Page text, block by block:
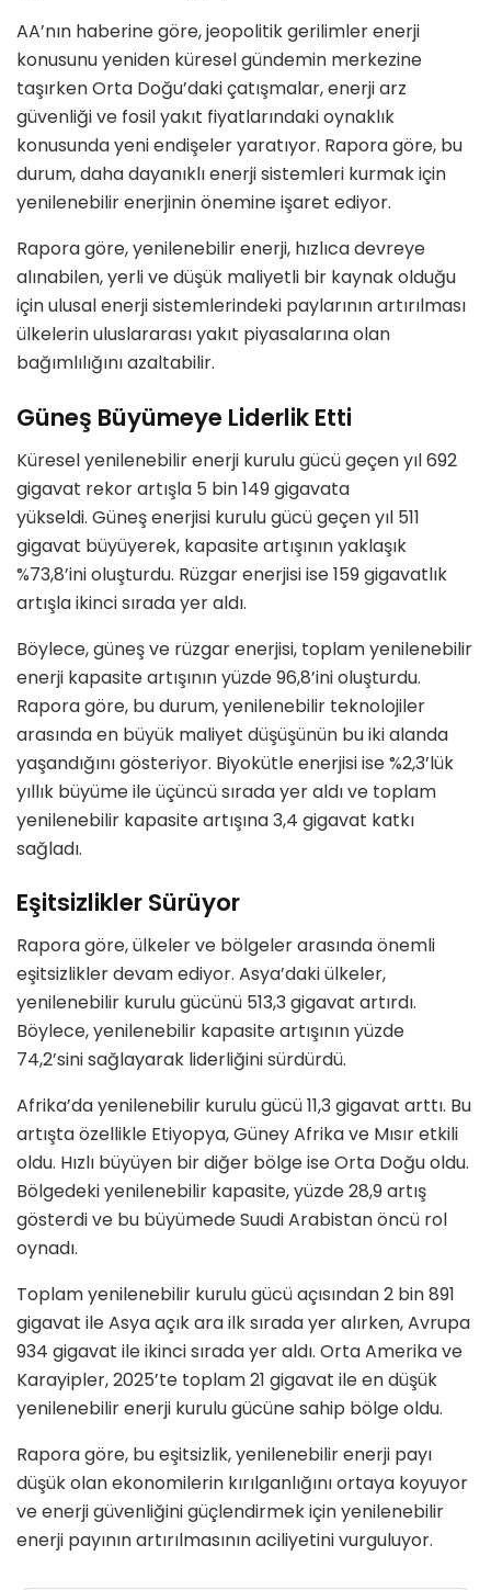
AA’nın haberine göre, jeopolitik gerilimler enerji
konusunu yeniden küresel gündemin merkezine
taşırken Orta Doğu’daki çatışmalar, enerji arz
güvenliği ve fosil yakıt fiyatlarındaki oynaklık
konusunda yeni endişeler yaratıyor. Rapora göre, bu
durum, daha dayanıklı enerji sistemleri kurmak için
yenilenebilir enerjinin önemine işaret ediyor.
Rapora göre, yenilenebilir enerji, hızlıca devreye
alınabilen, yerli ve düşük maliyetli bir kaynak olduğu
için ulusal enerji sistemlerindeki paylarının artırılması
ülkelerin uluslararası yakıt piyasalarına olan
bağımlılığını azaltabilir.
Güneş Büyümeye Liderlik Etti
Küresel yenilenebilir enerji kurulu gücü geçen yıl 692
gigavat rekor artışla 5 bin 149 gigavata
yükseldi. Güneş enerjisi kurulu gücü geçen yıl 511
gigavat büyüyerek, kapasite artışının yaklaşık
%73,8’ini oluşturdu. Rüzgar enerjisi ise 159 gigavatlık
artışla ikinci sırada yer aldı.
Böylece, güneş ve rüzgar enerjisi, toplam yenilenebilir
enerji kapasite artışının yüzde 96,8’ini oluşturdu.
Rapora göre, bu durum, yenilenebilir teknolojiler
arasında en büyük maliyet düşüşünün bu iki alanda
yaşandığını gösteriyor. Biyokütle enerjisi ise %2,3’lük
yıllık büyüme ile üçüncü sırada yer aldı ve toplam
yenilenebilir kapasite artışına 3,4 gigavat katkı
sağladı.
Eşitsizlikler Sürüyor
Rapora göre, ülkeler ve bölgeler arasında önemli
eşitsizlikler devam ediyor. Asya’daki ülkeler,
yenilenebilir kurulu gücünü 513,3 gigavat artırdı.
Böylece, yenilenebilir kapasite artışının yüzde
74,2’sini sağlayarak liderliğini sürdürdü.
Afrika’da yenilenebilir kurulu gücü 11,3 gigavat arttı. Bu
artışta özellikle Etiyopya, Güney Afrika ve Mısır etkili
oldu. Hızlı büyüyen bir diğer bölge ise Orta Doğu oldu.
Bölgedeki yenilenebilir kapasite, yüzde 28,9 artış
gösterdi ve bu büyümede Suudi Arabistan öncü rol
oynadı.
Toplam yenilenebilir kurulu gücü açısından 2 bin 891
gigavat ile Asya açık ara ilk sırada yer alırken, Avrupa
934 gigavat ile ikinci sırada yer aldı. Orta Amerika ve
Karayipler, 2025’te toplam 21 gigavat ile en düşük
yenilenebilir enerji kurulu gücüne sahip bölge oldu.
Rapora göre, bu eşitsizlik, yenilenebilir enerji payı
düşük olan ekonomilerin kırılganlığını ortaya koyuyor
ve enerji güvenliğini güçlendirmek için yenilenebilir
enerji payının artırılmasının aciliyetini vurguluyor.